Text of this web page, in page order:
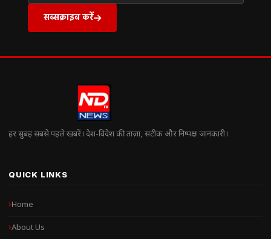
सब्सक्राइब करें
हर सुबह सबसे पहले खबरें। देश-विदेश की ताज़ा, सटीक और निष्पक्ष जानकारी।
QUICK LINKS
Home
About Us